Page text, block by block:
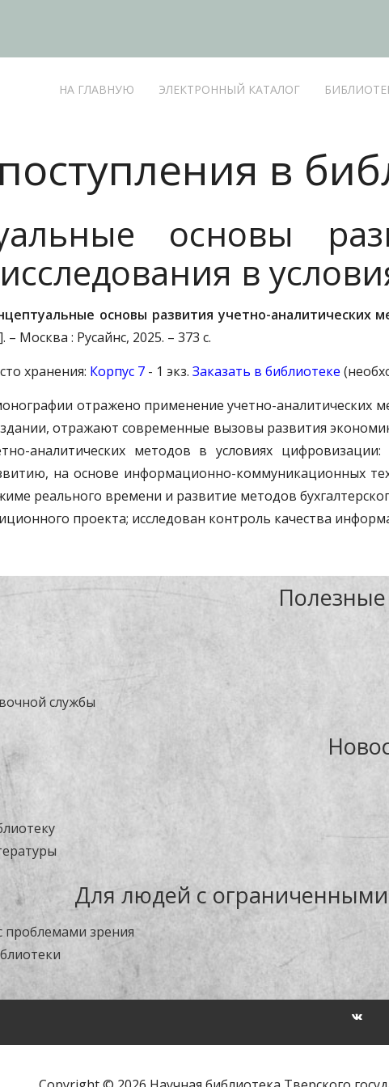
НА ГЛАВНУЮ ЭЛЕКТРОННЫЙ КАТАЛОГ
в
основы
в
основы развития учетно-аналитических
– Москва : Русайнс, 2025. – 373 с.
хранения: Корпус 7 - 1 экз. Заказать в библиотеке
отражено применение учетно-аналитических
отражают современные вызовы развития
аналитических методов в условиях
на основе информационно-коммуникационных
реального времени и развитие методов
проекта; исследован контроль качества
службы
Для людей с
зрения